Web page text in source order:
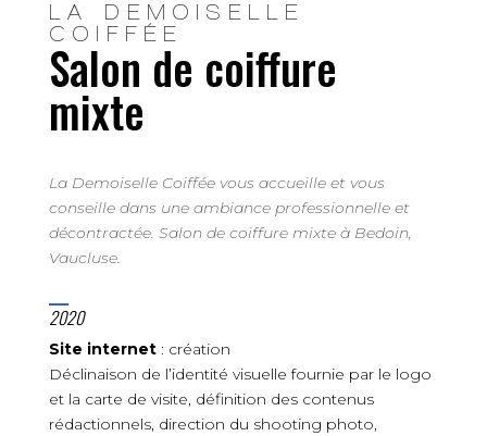
LA DEMOISELLE
COIFFÉE
Salon de coiffure
mixte
La Demoiselle Coiffée vous accueille et vous
conseille dans une ambiance professionnelle et
décontractée. Salon de coiffure mixte à Bedoin,
Vaucluse.
2020
Site internet: création
Déclinaison de l’identité visuelle fournie par le logo
et la carte de visite, définition des contenus
rédactionnels, direction du shooting photo,